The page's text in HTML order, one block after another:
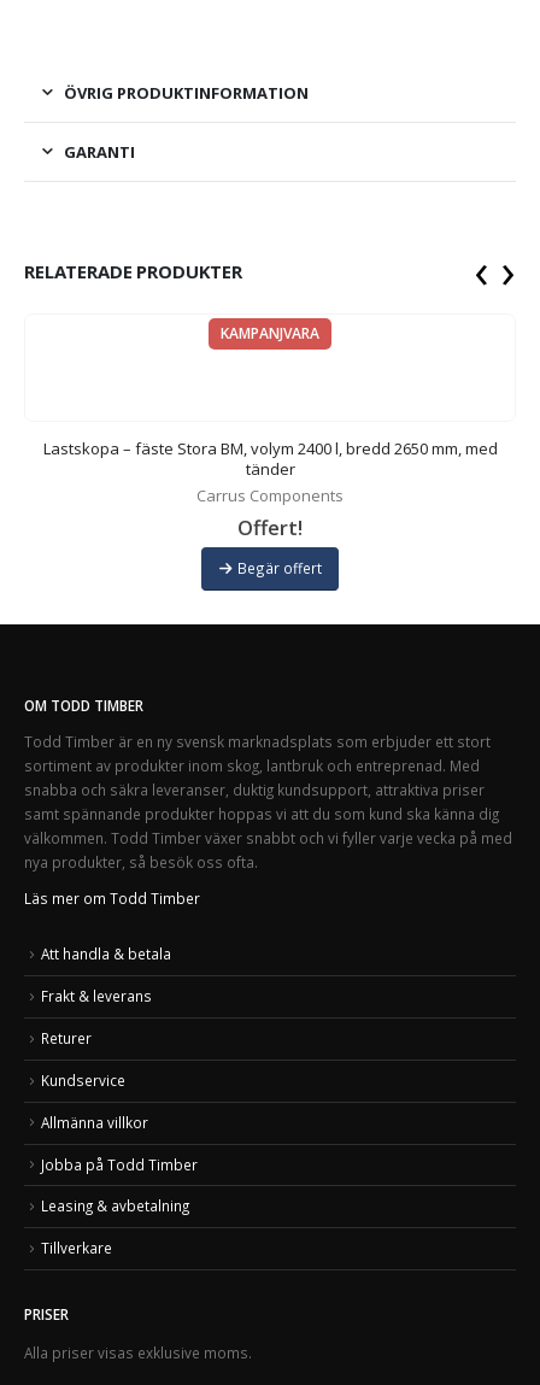
ÖVRIG PRODUKTINFORMATION
GARANTI
RELATERADE PRODUKTER
KAMPANJVARA
Lastskopa – fäste Stora BM, volym 2400 l, bredd 2650 mm, med
tänder
Carrus Components
Offert!
Begär offert
‹ ›
OM TODD TIMBER
Todd Timber är en ny svensk marknadsplats som erbjuder ett stort
sortiment av produkter inom skog, lantbruk och entreprenad. Med
snabba och säkra leveranser, duktig kundsupport, attraktiva priser
samt spännande produkter hoppas vi att du som kund ska känna dig
välkommen. Todd Timber växer snabbt och vi fyller varje vecka på med
nya produkter, så besök oss ofta.
Läs mer om Todd Timber
Att handla & betala
Frakt & leverans
Returer
Kundservice
Allmänna villkor
Jobba på Todd Timber
Leasing & avbetalning
Tillverkare
PRISER
Alla priser visas exklusive moms.